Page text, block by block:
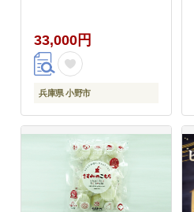
33,000円
兵庫県 小野市